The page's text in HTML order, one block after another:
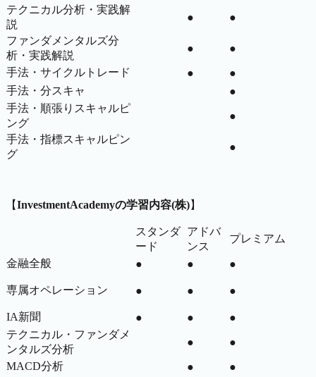
テクニカル分析・実践解
説
●
●
ファンダメンタルズ分
析・実践解説
●
●
手法・サイクルトレード
●
●
手法・分スキャ
●
手法・順張りスキャルピ
ング
●
手法・指標スキャルピン
グ
●
【InvestmentAcademyの学習内容(株)】
スタンダ
ード
アドバ
ンス
プレミアム
金融全般 ● ● ●
専属オペレーション ● ● ●
IA新聞 ● ●
●
テクニカル・ファンダメ
ンタルズ分析
●
●
MACD分析
●
●